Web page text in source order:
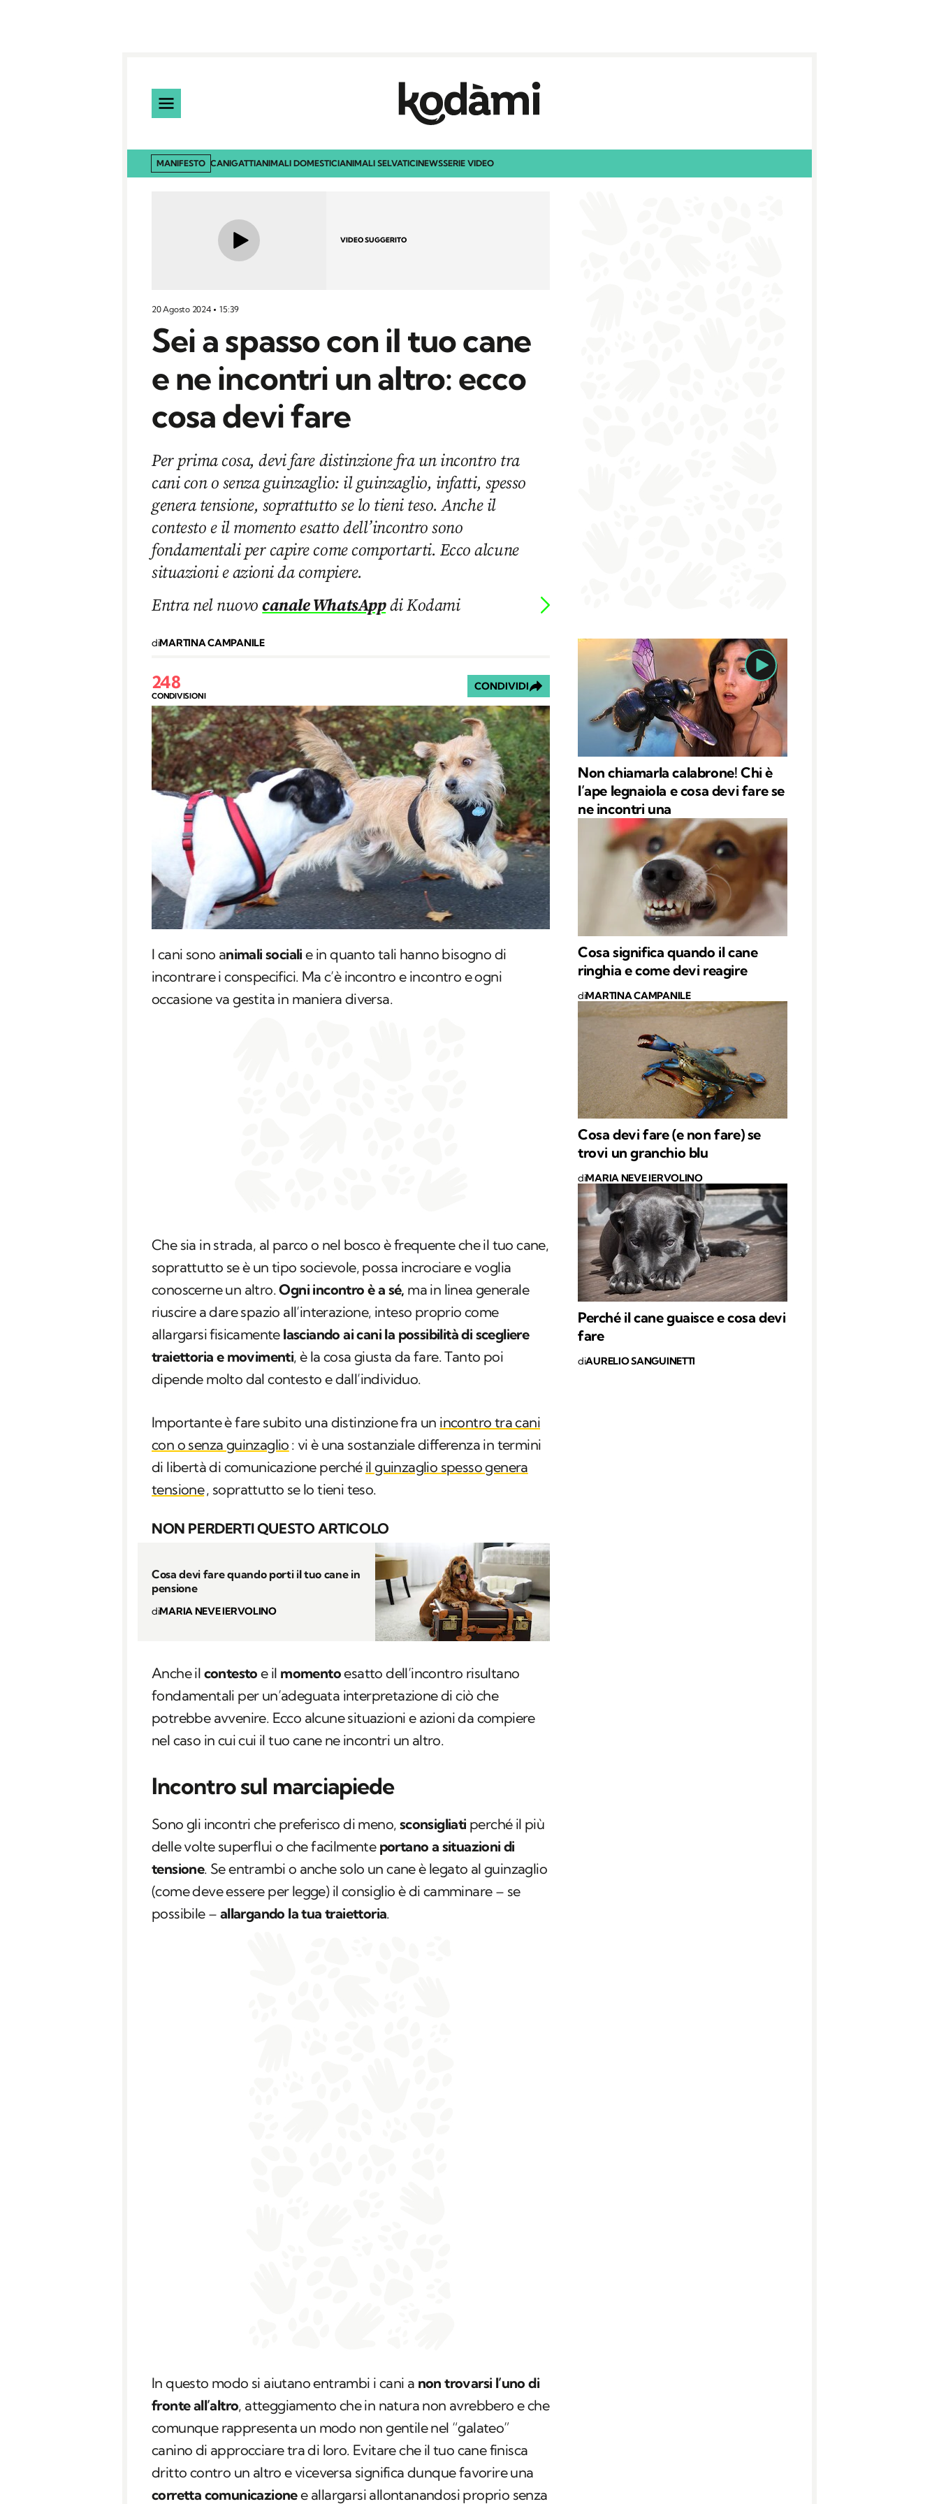
MANIFESTO CANIGATTIANIMALI DOMESTICIANIMALI SELVATICINEWSSERIE VIDEO
VIDEO SUGGERITO
20 Agosto 2024 15:39
Sei a spasso con il tuo cane
e ne incontri un altro: ecco
cosa devi fare
Per prima cosa, devi fare distinzione fra un incontro tra
cani con o senza guinzaglio: il guinzaglio, infatti, spesso
genera tensione, soprattutto se lo tieni teso. Anche il
contesto e il momento esatto dell’incontro sono
fondamentali per capire come comportarti. Ecco alcune
situazioni e azioni da compiere.
Entra nel nuovocanale WhatsAppdi Kodami
diMARTINA CAMPANILE
248
CONDIVISIONI
CONDIVIDI
I cani sono animali sociali e in quanto tali hanno bisogno di
incontrare i conspecifici. Ma c’è incontro e incontro e ogni
occasione va gestita in maniera diversa.
Che sia in strada, al parco o nel bosco è frequente che il tuo cane,
soprattutto se è un tipo socievole, possa incrociare e voglia
conoscerne un altro.Ogni incontro è a sé, ma in linea generale
riuscire a dare spazio all’interazione, inteso proprio come
allargarsi fisicamente lasciando ai cani la possibilità di scegliere
traiettoria e movimenti, è la cosa giusta da fare. Tanto poi
dipende molto dal contesto e dall’individuo.
Importante è fare subito una distinzione fra un incontro tra cani
con o senza guinzaglio : vi è una sostanziale differenza in termini
di libertà di comunicazione perché il guinzaglio spesso genera
tensione, soprattutto se lo tieni teso.
NON PERDERTI QUESTO ARTICOLO
Cosa devi fare quando porti il tuo cane in
pensione
diMARIA NEVE IERVOLINO
Anche il contesto e il momentoesatto dell’incontro risultano
fondamentali per un’adeguata interpretazione di ciò che
potrebbe avvenire. Ecco alcune situazioni e azioni da compiere
nel caso in cui cui il tuo cane ne incontri un altro.
Incontro sul marciapiede
Sono gli incontri che preferisco di meno, sconsigliati perché il più
delle volte superflui o che facilmente portano a situazioni di
tensione. Se entrambi o anche solo un cane è legato al guinzaglio
(come deve essere per legge) il consiglio è di camminare – se
possibile – allargando la tua traiettoria.
In questo modo si aiutano entrambi i cani a non trovarsi l’uno di
fronte all’altro, atteggiamento che in natura non avrebbero e che
comunque rappresenta un modo non gentile nel “galateo”
canino di approcciare tra di loro. Evitare che il tuo cane finisca
dritto contro un altro e viceversa significa dunque favorire una
corretta comunicazionee allargarsi allontanandosi proprio senza
Non chiamarla calabrone! Chi è
l’ape legnaiola e cosa devi fare se
ne incontri una
Cosa significa quando il cane
ringhia e come devi reagire
diMARTINA CAMPANILE
Cosa devi fare (e non fare) se
trovi un granchio blu
diMARIA NEVE IERVOLINO
Perché il cane guaisce e cosa devi
fare
diAURELIO SANGUINETTI